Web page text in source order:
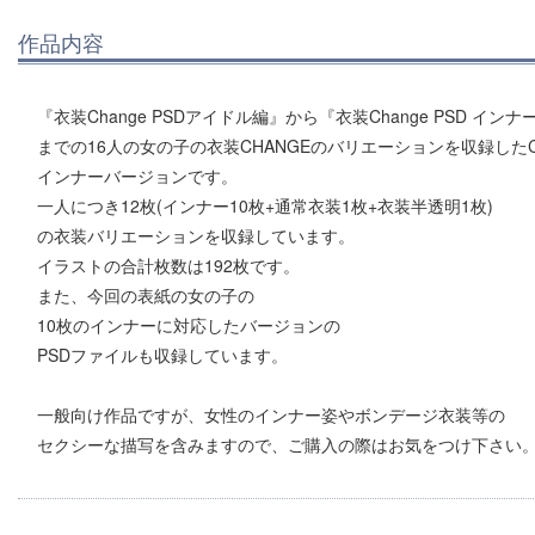
作品内容
『衣装Change PSDアイドル編』から『衣装Change PSD インナー
までの16人の女の子の衣装CHANGEのバリエーションを収録した
インナーバージョンです。
一人につき12枚(インナー10枚+通常衣装1枚+衣装半透明1枚)
の衣装バリエーションを収録しています。
イラストの合計枚数は192枚です。
また、今回の表紙の女の子の
10枚のインナーに対応したバージョンの
PSDファイルも収録しています。
一般向け作品ですが、女性のインナー姿やボンデージ衣装等の
セクシーな描写を含みますので、ご購入の際はお気をつけ下さい。